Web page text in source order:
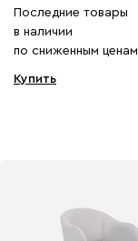
Последние товары
в наличии
по сниженным ценам
Купить